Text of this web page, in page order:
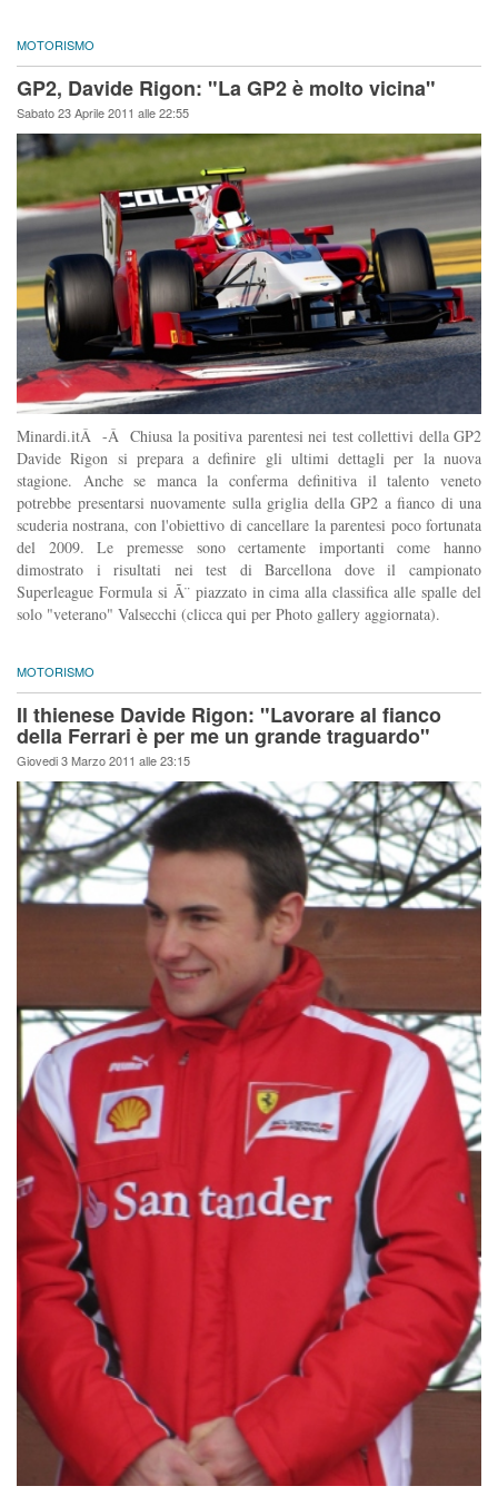
MOTORISMO
GP2, Davide Rigon: "La GP2 è molto vicina"
Sabato 23 Aprile 2011 alle 22:55
Minardi.itÂ -Â Chiusa la positiva parentesi nei test collettivi della GP2
Davide Rigon si prepara a definire gli ultimi dettagli per la nuova
stagione. Anche se manca la conferma definitiva il talento veneto
potrebbe presentarsi nuovamente sulla griglia della GP2 a fianco di una
scuderia nostrana, con l'obiettivo di cancellare la parentesi poco fortunata
del 2009. Le premesse sono certamente importanti come hanno
dimostrato i risultati nei test di Barcellona dove il campionato
Superleague Formula si Ã¨ piazzato in cima alla classifica alle spalle del
solo "veterano" Valsecchi (clicca qui per Photo gallery aggiornata).
MOTORISMO
Il thienese Davide Rigon: "Lavorare al fianco
della Ferrari è per me un grande traguardo"
Giovedi 3 Marzo 2011 alle 23:15